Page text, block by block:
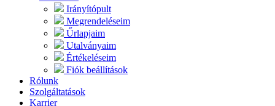
Irányítópult
Megrendeléseim
Űrlapjaim
Utalványaim
Értékeléseim
Fiók beállítások
Rólunk
Szolgáltatások
Karrier